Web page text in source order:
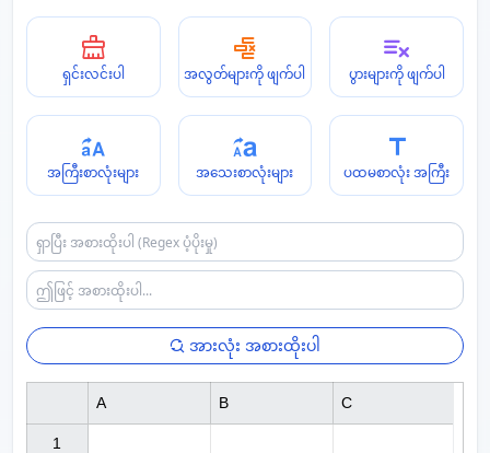
ရှင်းလင်းပါ အလွတ်များကို ဖျက်ပါ ပွားများကို ဖျက်ပါ
အကြီးစာလုံးများ အသေးစာလုံးများ ပထမစာလုံး အကြီး
အားလုံး အစားထိုးပါ
1
A B C